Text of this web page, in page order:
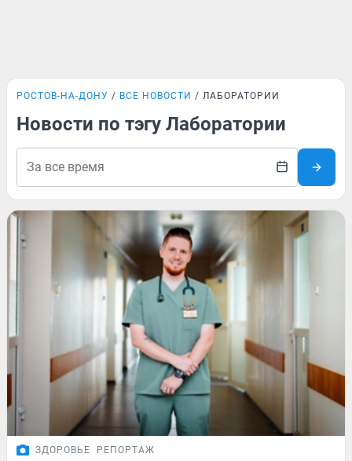
РОСТОВ-НА-ДОНУ ВСЕ НОВОСТИ ЛАБОРАТОРИИ
Новости по тэгу Лаборатории
ЗДОРОВЬЕ РЕПОРТАЖ